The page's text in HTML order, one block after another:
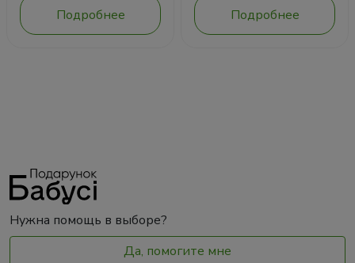
Подробнее Подробнее
Нужна помощь в выборе?
Да, помогите мне